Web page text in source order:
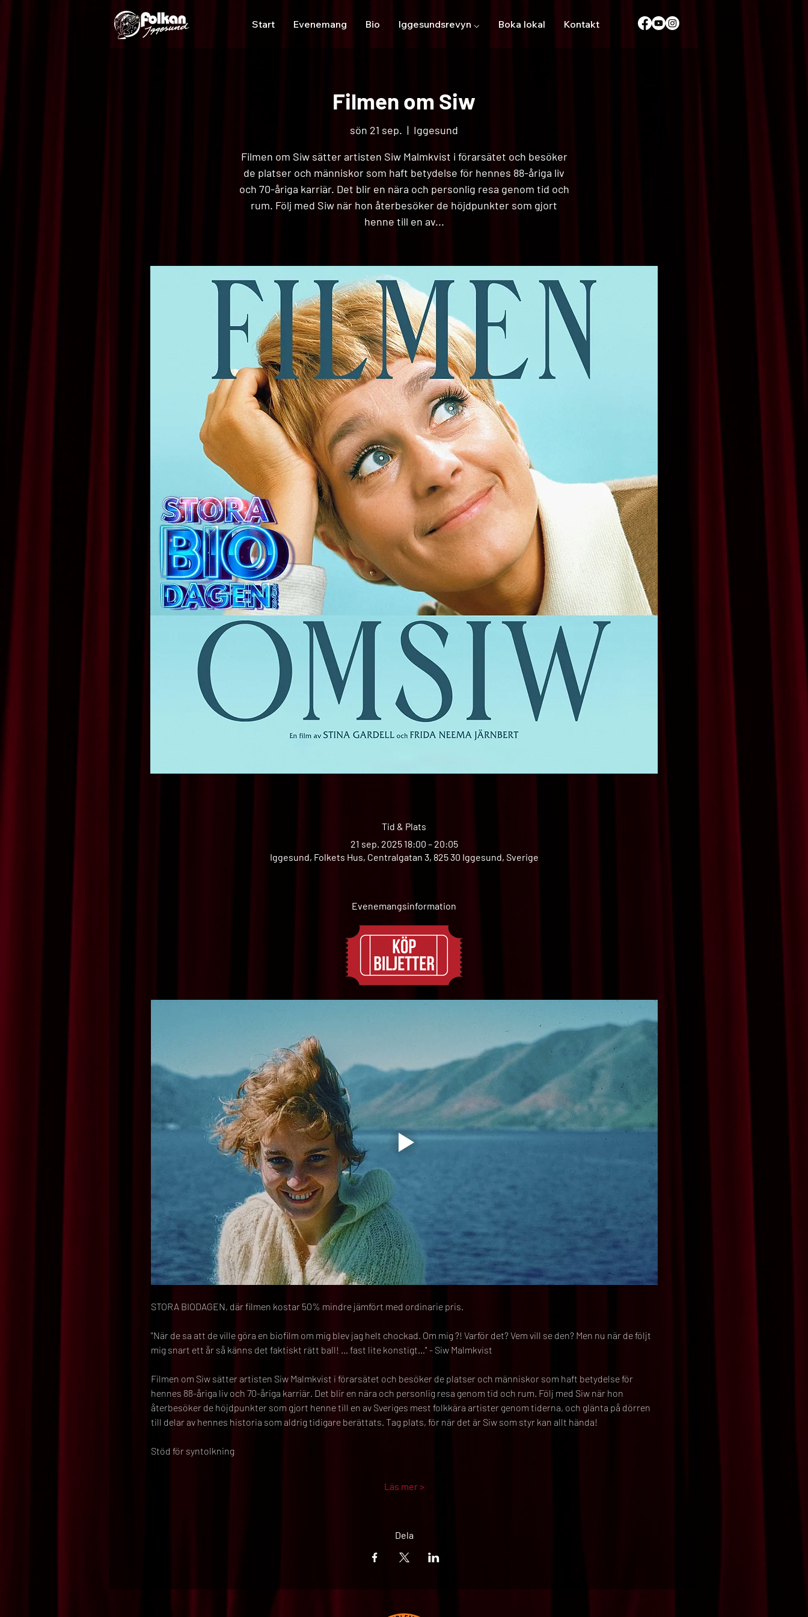
Start Evenemang Bio Iggesundsrevyn ⌵ Boka lokal Kontakt
Filmen om Siw
sön 21 sep.
  |
Iggesund
Filmen om Siw sätter artisten Siw Malmkvist i förarsätet och besöker
de platser och människor som haft betydelse för hennes 88-åriga liv
och 70-åriga karriär. Det blir en nära och personlig resa genom tid och
rum. Följ med Siw när hon återbesöker de höjdpunkter som gjort
henne till en av...
Tid & Plats
21 sep. 2025 18:00 – 20:05
Iggesund, Folkets Hus, Centralgatan 3, 825 30 Iggesund, Sverige
Evenemangsinformation
STORA BIODAGEN, där filmen kostar 50% mindre jämfört med ordinarie pris.
"När de sa att de ville göra en biofilm om mig blev jag helt chockad. Om mig ?! Varför det? Vem vill se den? Men nu när de följt
mig snart ett år så känns det faktiskt rätt ball! … fast lite konstigt…" - Siw Malmkvist
Filmen om Siw sätter artisten Siw Malmkvist i förarsätet och besöker de platser och människor som haft betydelse för
hennes 88-åriga liv och 70-åriga karriär. Det blir en nära och personlig resa genom tid och rum. Följ med Siw när hon
återbesöker de höjdpunkter som gjort henne till en av Sveriges mest folkkära artister genom tiderna, och glänta på dörren
till delar av hennes historia som aldrig tidigare berättats. Tag plats, för när det är Siw som styr kan allt hända!
Stöd för syntolkning
Läs mer >
Dela